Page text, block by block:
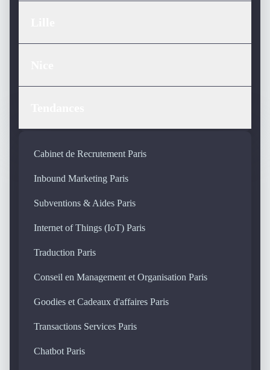
Cabinet de Recrutement Paris
Inbound Marketing Paris
Subventions & Aides Paris
Internet of Things (IoT) Paris
Traduction Paris
Conseil en Management et Organisation Paris
Goodies et Cadeaux d'affaires Paris
Transactions Services Paris
Chatbot Paris